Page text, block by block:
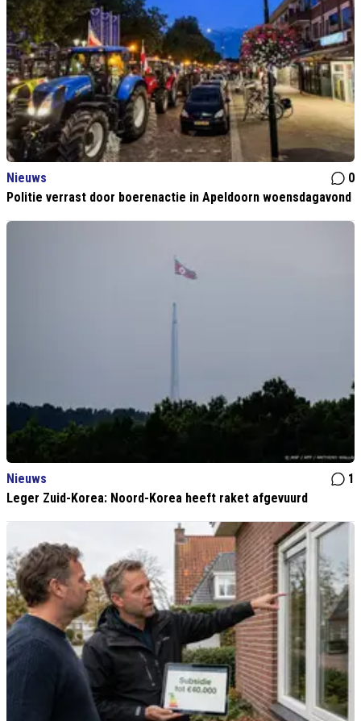
Nieuws
0
Politie verrast door boerenactie in Apeldoorn woensdagavond
Nieuws
1
Leger Zuid-Korea: Noord-Korea heeft raket afgevuurd